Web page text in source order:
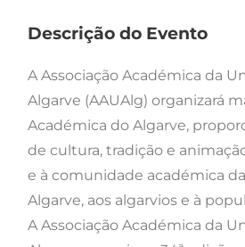
Descrição do Evento
A Associação Académica da
Algarve (AAUAlg) organizará
Académica do Algarve,
de cultura, tradição e
e à comunidade académica
Algarve, aos algarvios e à
A Associação Académica da